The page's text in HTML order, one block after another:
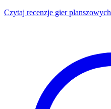
Czytaj recenzje gier planszowych